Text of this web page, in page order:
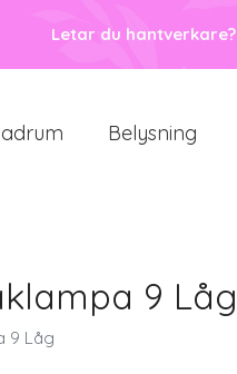
Letar du hantverkare?
Belysning
9 Låg
9 Låg